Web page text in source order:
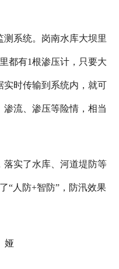
系统。岗南水库大坝里
都有1根渗压计，只要大
实时传输到系统内，就可
渗流、渗压等险情，相当
实了水库、河道堤防等
“人防+智防”，防汛效果
娅